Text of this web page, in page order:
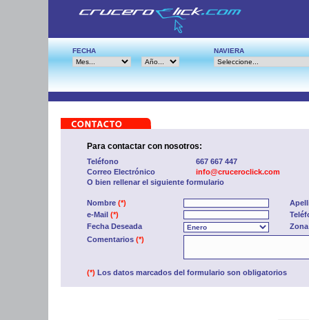
FECHA NAVIERA
Para contactar con nosotros:
Teléfono
667 667 447
Correo Electrónico
info@cruceroclick.com
O bien rellenar el siguiente formulario
Nombre (*)
e-Mail (*)
Fecha Deseada
Comentarios (*)
(*) Los datos marcados del formulario son obligatorios